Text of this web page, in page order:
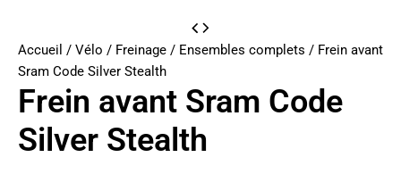
Accueil / Vélo / Freinage / Ensembles complets / Frein avant
Sram Code Silver Stealth
Frein avant Sram Code
Silver Stealth